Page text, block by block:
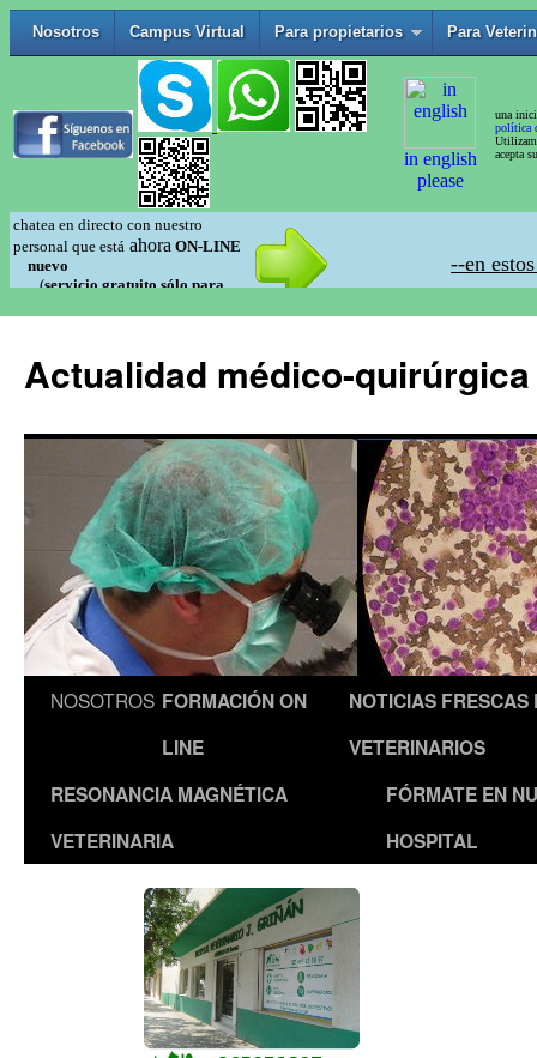
Actualidad médico-
NOSOTROS FORMACIÓN ON
LINE
NOTICIAS FRESCAS
VETERINARIOS
RESONANCIA MAGNÉTICA
VETERINARIA
FÓRMATE EN
HOSPITAL